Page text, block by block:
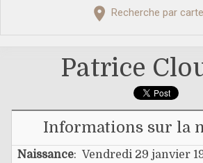
Recherche par carte
Patrice
Informations sur la
Naissance: Vendredi 29 janvier